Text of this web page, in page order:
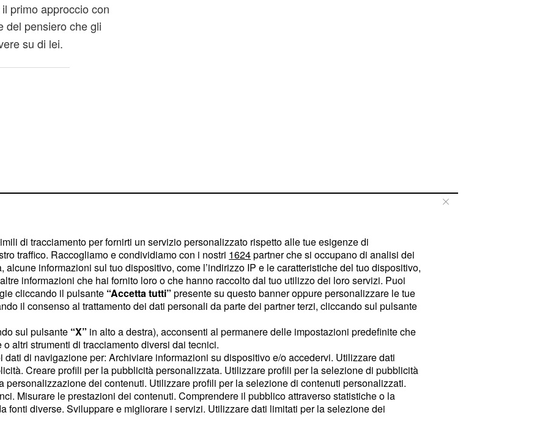
primo approccio con
del pensiero che gli
su di lei.
Armando
verranno trasmesse
Susana si invaghirà
e si confiderà subito
la quale consiglierà
e la incoraggerà a
sentimentale.
di tracciamento per fornirti un servizio personalizzato rispetto alle tue esigenze di
traffico. Raccogliamo e condividiamo con i nostri 1624partner che si occupano di analisi dei
informazioni sul tuo dispositivo, come l’indirizzo IP e le caratteristiche del tuo dispositivo,
informazioni che hai fornito loro o che hanno raccolto dal tuo utilizzo dei loro servizi. Puoi
cliccando il pulsante “Accetta tutti” presente su questo banner oppure personalizzare le tue
il consenso al trattamento dei dati personali da parte dei partner terzi, cliccando sul pulsante
sul pulsante “X” in alto a destra), acconsenti al permanere delle impostazioni predefinite che
altri strumenti di tracciamento diversi dai tecnici.
dati di navigazione per: Archiviare informazioni su dispositivo e/o accedervi. Utilizzare dati
Creare profili per la pubblicità personalizzata. Utilizzare profili per la selezione di pubblicità
personalizzazione dei contenuti. Utilizzare profili per la selezione di contenuti personalizzati.
Misurare le prestazioni dei contenuti. Comprendere il pubblico attraverso statistiche o la
fonti diverse. Sviluppare e migliorare i servizi. Utilizzare dati limitati per la selezione dei